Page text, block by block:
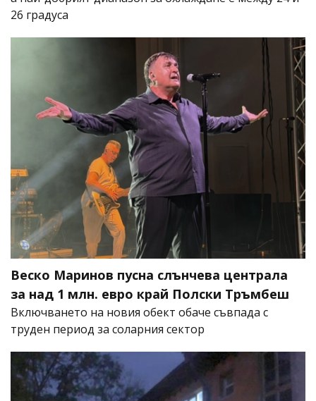
26 градуса
Веско Маринов пусна слънчева централа
за над 1 млн. евро край Полски Тръмбеш
Включването на новия обект обаче съвпада с
труден период за соларния сектор